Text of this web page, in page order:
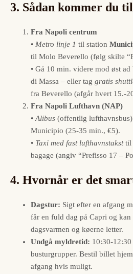
3. Sådan kommer du
Fra Napoli centrum
• Metro linje 1 til station
til Molo Beverello (følg skilte
• Gå 10 min. videre mod øst
di Massa – eller tag gratis
fra Beverello (afgår hvert 15.-
Fra Napoli Lufthavn (NAP)
•Alibus (offentlig
Municipio (25-35 min., €5).
• Taxi med fast lufthavnstaksttil
bagage (angiv “Prefisso 17 –
4. Hvornår er det
Dagstur: Sigt efter en afgang
får en fuld dag på Capri og
dagsvarmen og køerne letter.
Undgå myldretid: 10:30-12:30
busturgrupper. Bestil billet
afgang hvis muligt.